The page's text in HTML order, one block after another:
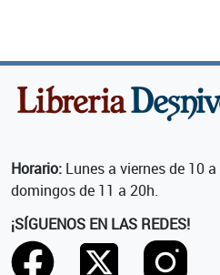
Horario: Lunes a viernes de 10
domingos de 11 a 20h.
¡SÍGUENOS EN LAS REDES!